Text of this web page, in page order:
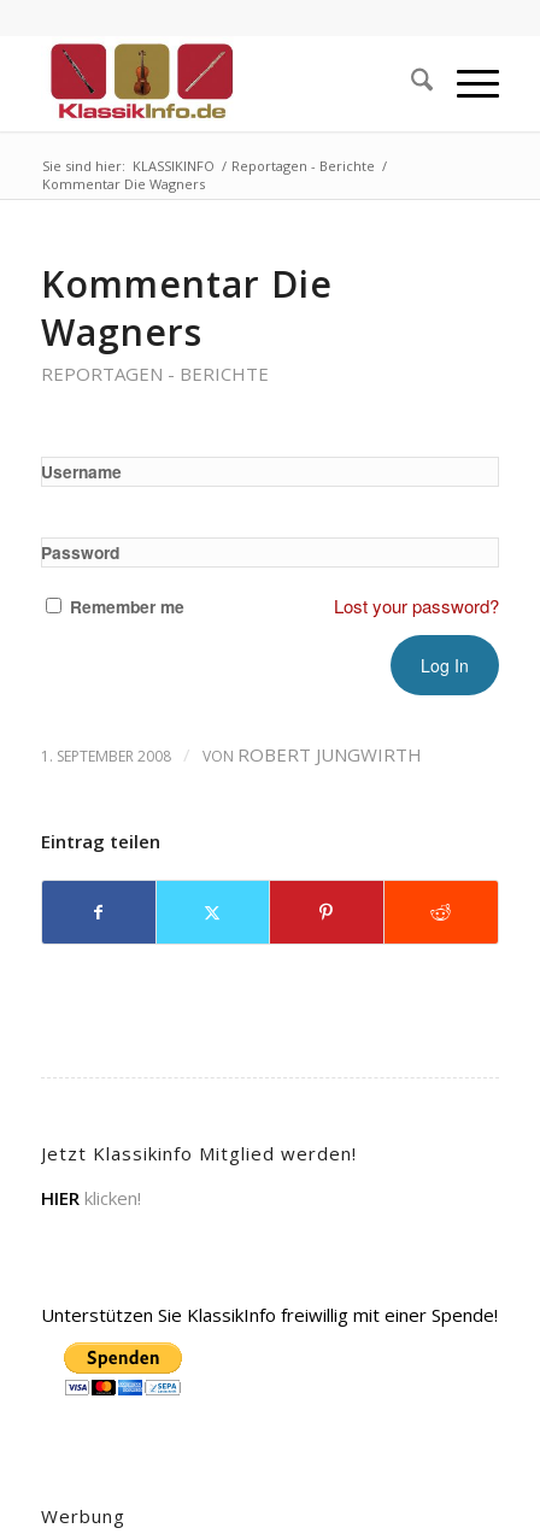
Sie sind hier: KLASSIKINFO / Reportagen - Berichte /
Kommentar Die Wagners
Kommentar Die
Wagners
REPORTAGEN - BERICHTE
Username
Password
Remember me Lost your password?
1. SEPTEMBER 2008 / VON ROBERT JUNGWIRTH
Eintrag teilen
Jetzt Klassikinfo Mitglied werden!
HIER klicken!
Unterstützen Sie KlassikInfo freiwillig mit einer Spende!
Werbung